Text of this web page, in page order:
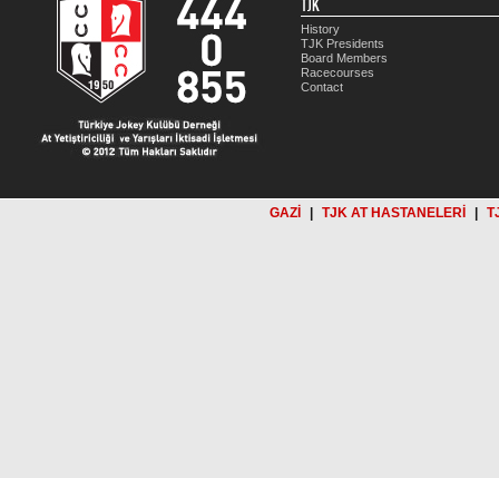
TJK
History
TJK Presidents
Board Members
Racecourses
Contact
GAZİ TJK AT HASTANELERİ